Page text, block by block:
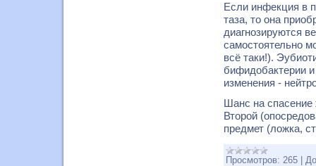
Если инфекция в
таза, то она
диагнозируются
самостоятельно
всё таки!).
бифидобактерии
изменения -
Шанс на спасение
Второй
предмет (ложка,
Просмотров: 265